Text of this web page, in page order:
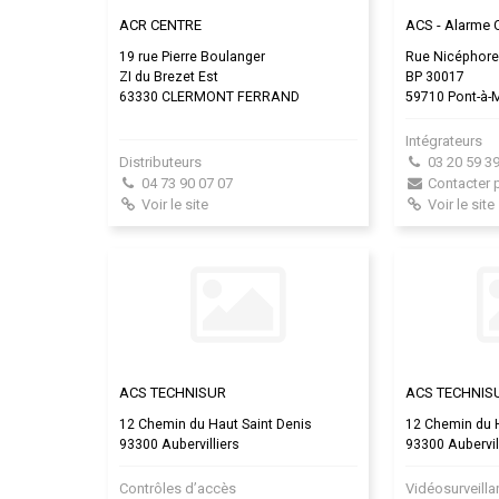
ACR CENTRE
19 rue Pierre Boulanger
ZI du Brezet Est
63330 CLERMONT FERRAND
Distributeurs
04 73 90 07 07
Voir le site
ACS - Alarme
Rue
BP 30017
59710 Pont-à-
Intégrateurs
03 20 59
Contacter
Voir le site
ACS TECHNISUR
12 Chemin du Haut Saint Denis
93300 Aubervilliers
Contrôles d’accès
ACS
12 Chemin du
93300